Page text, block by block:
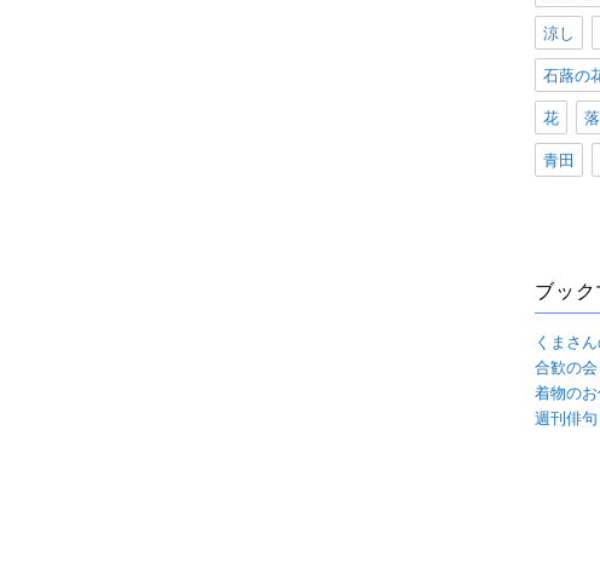
涼し
石蕗の
花
青田
ブック
くまさ
合歓の会
着物の
週刊俳